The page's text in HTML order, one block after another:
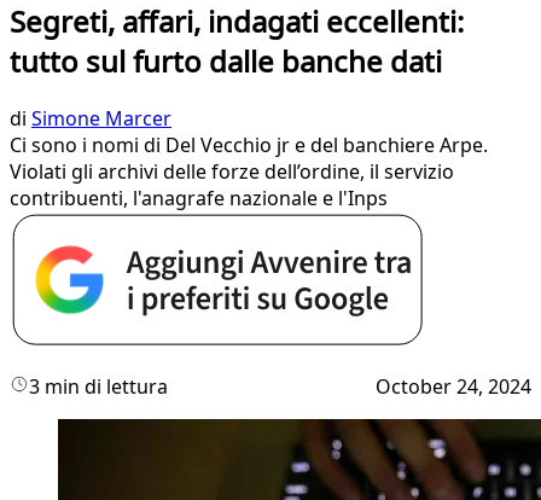
Segreti, affari, indagati eccellenti:
tutto sul furto dalle banche dati
di Simone Marcer
Ci sono i nomi di Del Vecchio jr e del banchiere Arpe.
Violati gli archivi delle forze dell’ordine, il servizio
contribuenti, l'anagrafe nazionale e l'Inps
3 min di lettura October 24, 2024